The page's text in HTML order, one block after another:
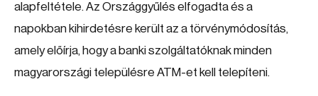
alapfeltétele. Az Országgyűlés elfogadta és a
napokban kihirdetésre került az a törvénymódosítás,
amely előírja, hogy a banki szolgáltatóknak minden
magyarországi településre ATM-et kell telepíteni.